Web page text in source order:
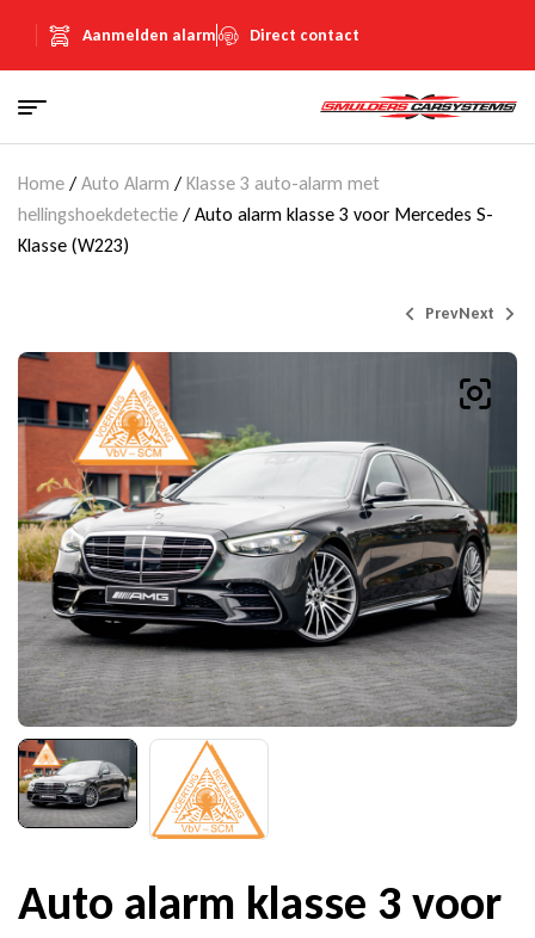
Aanmelden alarm Direct contact
Home / Auto Alarm / Klasse 3 auto-alarm met
hellingshoekdetectie / Auto alarm klasse 3 voor Mercedes S-
Klasse (W223)
Prev
Prijs op aanvraag
Next
(Inclusief
BTW)
Auto alarm klasse 3 voor